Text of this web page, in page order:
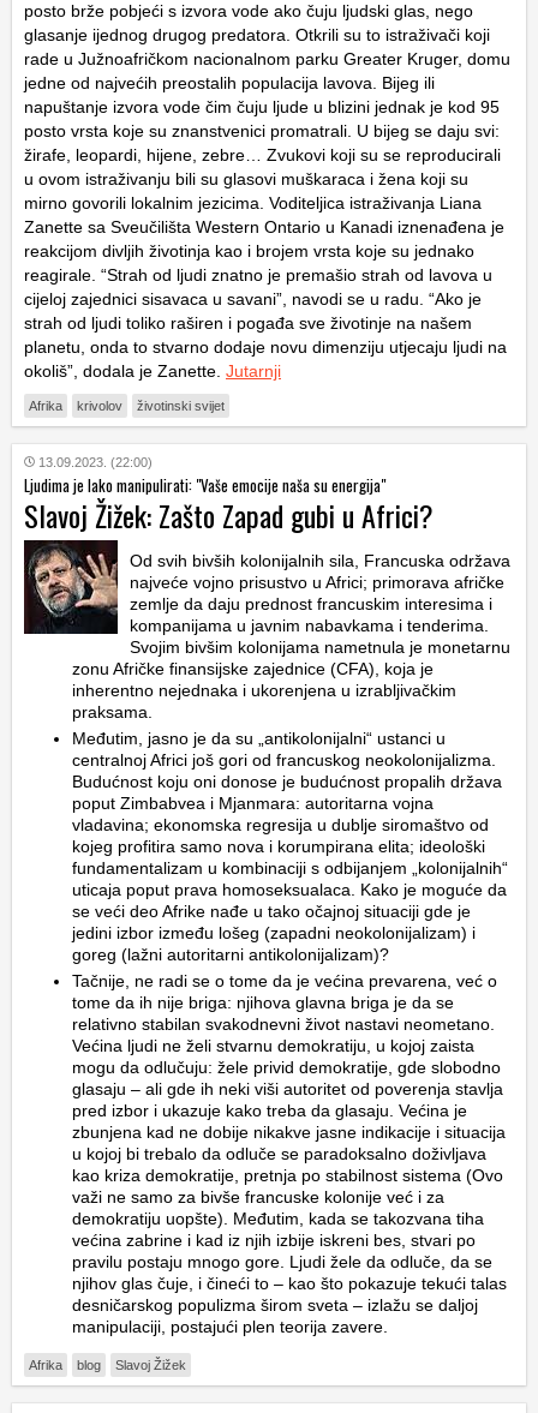
posto brže pobjeći s izvora vode ako čuju ljudski glas, nego
glasanje ijednog drugog predatora. Otkrili su to istraživači koji
rade u Južnoafričkom nacionalnom parku Greater Kruger, domu
jedne od najvećih preostalih populacija lavova. Bijeg ili
napuštanje izvora vode čim čuju ljude u blizini jednak je kod 95
posto vrsta koje su znanstvenici promatrali. U bijeg se daju svi:
žirafe, leopardi, hijene, zebre… Zvukovi koji su se reproducirali
u ovom istraživanju bili su glasovi muškaraca i žena koji su
mirno govorili lokalnim jezicima. Voditeljica istraživanja Liana
Zanette sa Sveučilišta Western Ontario u Kanadi iznenađena je
reakcijom divljih životinja kao i brojem vrsta koje su jednako
reagirale. “Strah od ljudi znatno je premašio strah od lavova u
cijeloj zajednici sisavaca u savani”, navodi se u radu. “Ako je
strah od ljudi toliko raširen i pogađa sve životinje na našem
planetu, onda to stvarno dodaje novu dimenziju utjecaju ljudi na
okoliš”, dodala je Zanette. Jutarnji
Afrika krivolov životinski svijet
13.09.2023. (22:00)
Ljudima je lako manipulirati: "Vaše emocije naša su energija"
Slavoj Žižek: Zašto Zapad gubi u Africi?
Od svih bivših kolonijalnih sila, Francuska održava
najveće vojno prisustvo u Africi; primorava afričke
zemlje da daju prednost francuskim interesima i
kompanijama u javnim nabavkama i tenderima.
Svojim bivšim kolonijama nametnula je monetarnu
zonu Afričke finansijske zajednice (CFA), koja je
inherentno nejednaka i ukorenjena u izrabljivačkim
praksama.
Međutim, jasno je da su „antikolonijalni“ ustanci u
centralnoj Africi još gori od francuskog neokolonijalizma.
Budućnost koju oni donose je budućnost propalih država
poput Zimbabvea i Mjanmara: autoritarna vojna
vladavina; ekonomska regresija u dublje siromaštvo od
kojeg profitira samo nova i korumpirana elita; ideološki
fundamentalizam u kombinaciji s odbijanjem „kolonijalnih“
uticaja poput prava homoseksualaca. Kako je moguće da
se veći deo Afrike nađe u tako očajnoj situaciji gde je
jedini izbor između lošeg (zapadni neokolonijalizam) i
goreg (lažni autoritarni antikolonijalizam)?
Tačnije, ne radi se o tome da je većina prevarena, već o
tome da ih nije briga: njihova glavna briga je da se
relativno stabilan svakodnevni život nastavi neometano.
Većina ljudi ne želi stvarnu demokratiju, u kojoj zaista
mogu da odlučuju: žele privid demokratije, gde slobodno
glasaju – ali gde ih neki viši autoritet od poverenja stavlja
pred izbor i ukazuje kako treba da glasaju. Većina je
zbunjena kad ne dobije nikakve jasne indikacije i situacija
u kojoj bi trebalo da odluče se paradoksalno doživljava
kao kriza demokratije, pretnja po stabilnost sistema (Ovo
važi ne samo za bivše francuske kolonije već i za
demokratiju uopšte). Međutim, kada se takozvana tiha
većina zabrine i kad iz njih izbije iskreni bes, stvari po
pravilu postaju mnogo gore. Ljudi žele da odluče, da se
njihov glas čuje, i čineći to – kao što pokazuje tekući talas
desničarskog populizma širom sveta – izlažu se daljoj
manipulaciji, postajući plen teorija zavere.
Afrika blog Slavoj Žižek